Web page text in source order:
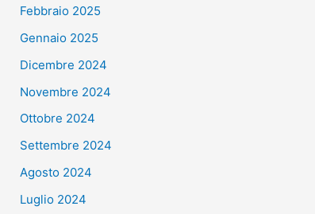
Febbraio 2025
Gennaio 2025
Dicembre 2024
Novembre 2024
Ottobre 2024
Settembre 2024
Agosto 2024
Luglio 2024